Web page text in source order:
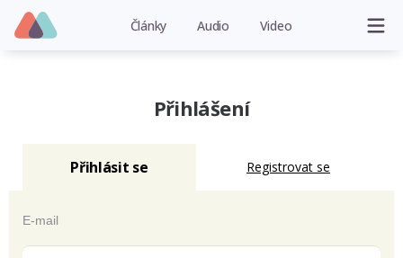
Články Audio Video
Přihlášení
Přihlásit se Registrovat se
E-mail